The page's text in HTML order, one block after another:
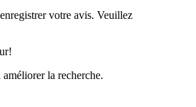
votre avis. Veuillez
la recherche.